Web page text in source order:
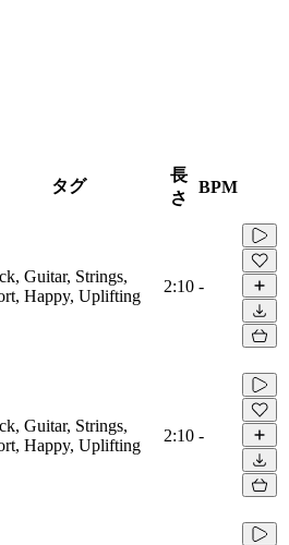
タグ
長
さ
BPM
Guitar, Strings,
Happy, Uplifting
2:10 -
Guitar, Strings,
Happy, Uplifting
2:10 -